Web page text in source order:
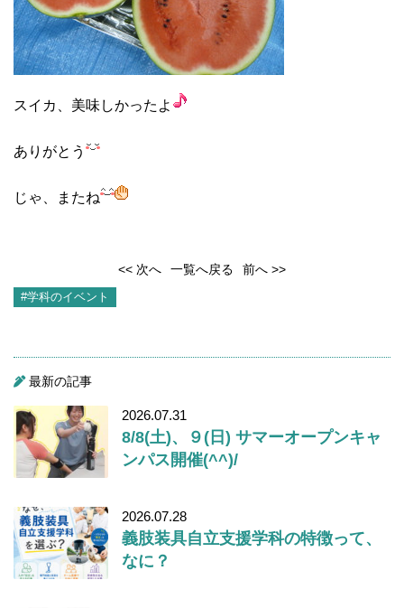
スイカ、美味しかったよ
ありがとう
じゃ、またね
<< 次へ 一覧へ戻る 前へ >>
#学科のイベント
最新の記事
2026.07.31
8/8(土)、９(日) サマーオープンキャ
ンパス開催(^^)/
2026.07.28
義肢装具自立支援学科の特徴って、
なに？